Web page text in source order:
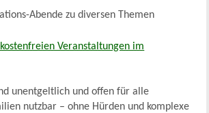
Abende zu diversen Themen
Veranstaltungen im
unentgeltlich und offen für alle
nutzbar – ohne Hürden und komplexe